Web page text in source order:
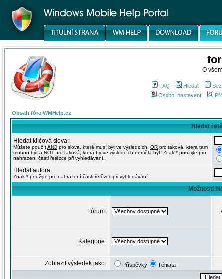
O
FAQ Hledat
Osobní nastavení
Obsah fóra WMHelp.cz
Hledat
Hledat klíčová slova:
Můžete použítAND pro slova, která musí být ve výsledcích, OR pro taková, která tam
mohou být a NOT pro taková, která by ve výsledcích neměla být. Znak * použijte pro
nahrazení části řetězce při vyhledávání.
Hledat autora:
Znak * použijte pro nahrazení části řetězce při vyhledávání
Možnosti
Fórum:
Kategorie:
Zobrazit výsledek jako: Příspěvky Témata